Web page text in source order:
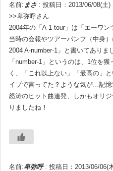
名前: まさ : 投稿日：2013/06/08(土)
>>卑弥呼さん
2004年の「A-1 tour」は「エーワ
当時の会報やツアーパンフ（中身
2004 A-number-1」と書いてありま
「number-1」というのは、1位を
く、「これ以上ない」「最高の」
イブで言ってた？ような気が…記憶
怒涛のヒット曲連発、しかもオリ
りましたね！
名前:卑弥呼: 投稿日：2013/06/06(